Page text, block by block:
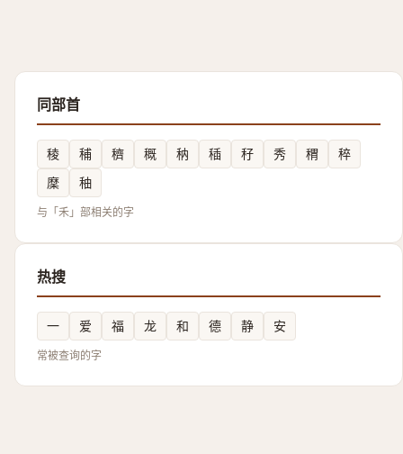
同部首
稜 秿 穧 穊 䄲 䅤 秄 秀 稩
稡
穈
秞
与「禾」部相关的字
热搜
一 爱 福 龙 和 德 静 安
常被查询的字